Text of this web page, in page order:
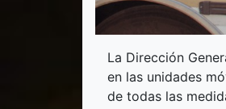
La Dirección
en las unidades
de todas las